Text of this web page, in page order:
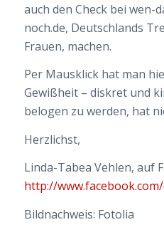
auch den Check bei wen-
noch.de, Deutschlands
Frauen, machen.
Per Mausklick hat man
Gewißheit – diskret und
belogen zu werden, hat
Herzlichst,
Linda-Tabea Vehlen, auf
http://
Bildnachweis: Fotolia